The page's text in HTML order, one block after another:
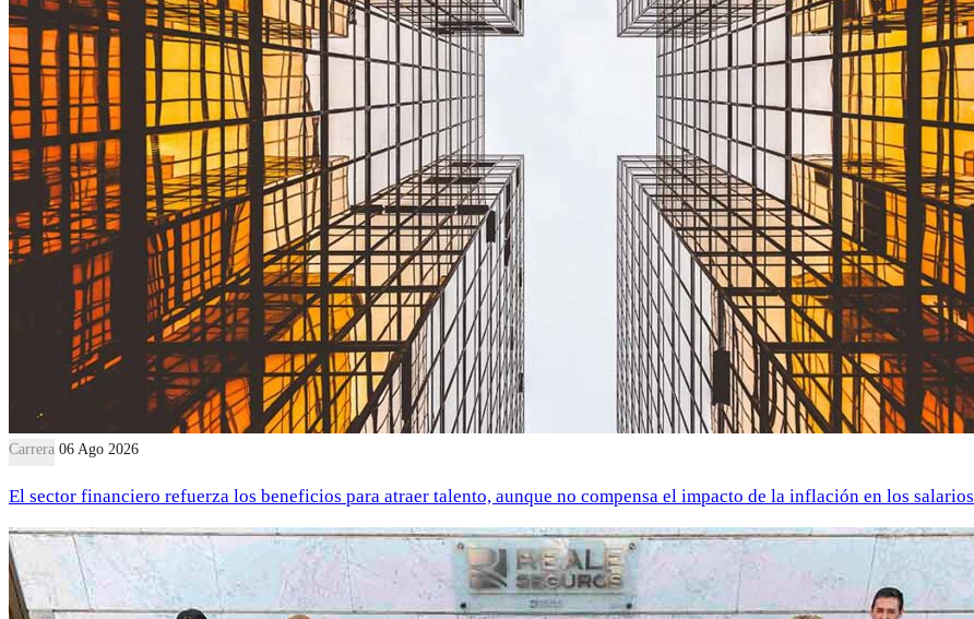
Carrera 06 Ago 2026
El sector financiero refuerza los beneficios para atraer talento, aunque no compensa el impacto de la inflación en los salarios